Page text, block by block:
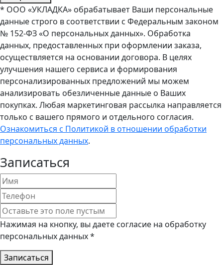
* ООО «УКЛАДКА» обрабатывает Ваши персональные
данные строго в соответствии с Федеральным законом
№ 152-ФЗ «О персональных данных». Обработка
данных, предоставленных при оформлении заказа,
осуществляется на основании договора. В целях
улучшения нашего сервиса и формирования
персонализированных предложений мы можем
анализировать обезличенные данные о Ваших
покупках. Любая маркетинговая рассылка направляется
только с вашего прямого и отдельного согласия.
Ознакомиться с Политикой в отношении обработки
персональных данных.
Записаться
Нажимая на кнопку, вы даете согласие на обработку
персональных данных *
Записаться